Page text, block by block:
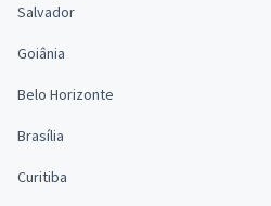
Salvador
Goiânia
Belo Horizonte
Brasília
Curitiba